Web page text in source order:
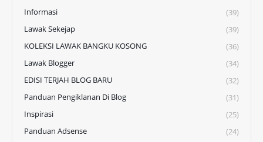
Informasi
(39)
Lawak Sekejap
(39)
KOLEKSI LAWAK BANGKU KOSONG
(36)
Lawak Blogger
(34)
EDISI TERJAH BLOG BARU
(32)
Panduan Pengiklanan Di Blog
(31)
Inspirasi
(25)
Panduan Adsense
(24)